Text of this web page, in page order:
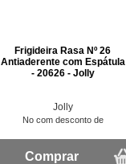
Frigideira Rasa Nº 26
Antiaderente com Espátula
- 20626 - Jolly
Jolly
No com desconto de
Comprar